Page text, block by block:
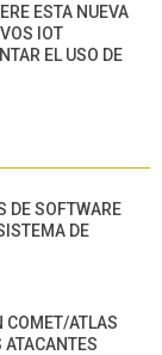
ESTA NUEVA
IOT
EL USO DE
DE SOFTWARE
DE
COMET/ATLAS
ATACANTES